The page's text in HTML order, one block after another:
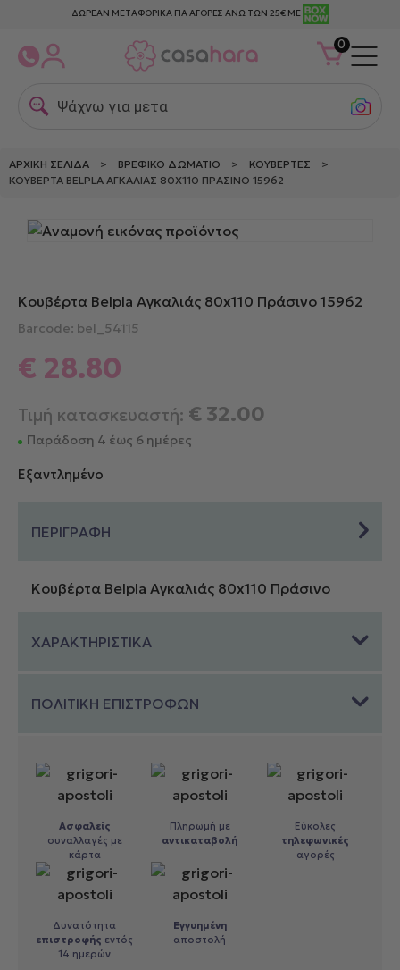
ΔΩΡΕΑΝ ΜΕΤΑΦΟΡΙΚΑ ΓΙΑ ΑΓΟΡΕΣ ΑΝΩ ΤΩΝ 25€ ΜΕ
0
Ψάχνω για μεταξω
ΑΡΧΙΚΉ ΣΕΛΊΔΑ > ΒΡΕΦΙΚΌ ΔΩΜΆΤΙΟ > ΚΟΥΒΈΡΤΕΣ >
ΚΟΥΒΈΡΤΑ BELPLA ΑΓΚΑΛΙΆΣ 80X110 ΠΡΆΣΙΝΟ 15962
Κουβέρτα Belpla Αγκαλιάς 80x110 Πράσινο 15962
Barcode: bel_54115
€ 28.80
Τιμή κατασκευαστή: € 32.00
Παράδοση 4 έως 6 ημέρες
Εξαντλημένο
ΠΕΡΙΓΡΑΦΗ
Κουβέρτα Belpla Αγκαλιάς 80x110 Πράσινο
ΧΑΡΑΚΤΗΡΙΣΤΙΚΑ
ΠΟΛΙΤΙΚΗ ΕΠΙΣΤΡΟΦΩΝ
Ασφαλείς
συναλλαγές με
κάρτα
Πληρωμή με
αντικαταβολή
Εύκολες
τηλεφωνικές
αγορές
Δυνατότητα
επιστροφής εντός
14 ημερών
Εγγυημένη
αποστολή